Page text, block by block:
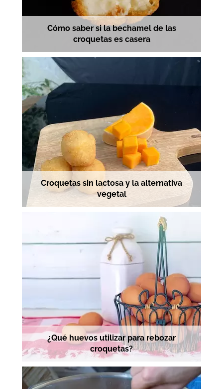
Cómo saber si la bechamel de las
croquetas es casera
Croquetas sin lactosa y la alternativa
vegetal
¿Qué huevos utilizar para rebozar
croquetas?